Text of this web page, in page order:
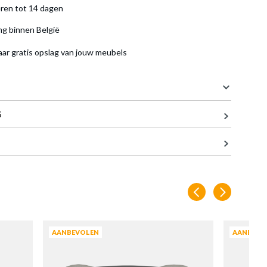
tot 14 dagen
binnen België
gratis opslag van jouw meubels
75 cm
AANBEVOLEN